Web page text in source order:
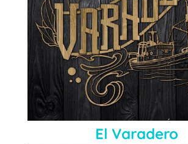
El Varadero